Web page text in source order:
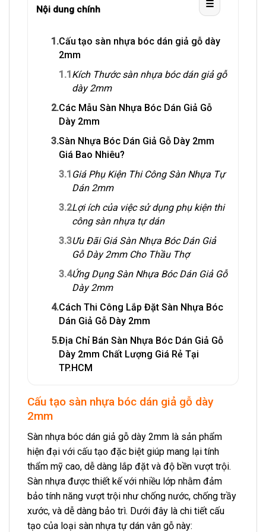
Nội dung chính ☰
1.Cấu tạo sàn nhựa bóc dán giả gỗ dày
2mm
1.1Kích Thước sàn nhựa bóc dán giả gỗ
dày 2mm
2.Các Mẫu Sàn Nhựa Bóc Dán Giả Gỗ
Dày 2mm
3.Sàn Nhựa Bóc Dán Giả Gỗ Dày 2mm
Giá Bao Nhiêu?
3.1 Giá Phụ Kiện Thi Công Sàn Nhựa Tự
Dán 2mm
3.2Lợi ích của việc sử dụng phụ kiện thi
công sàn nhựa tự dán
3.3Ưu Đãi Giá Sàn Nhựa Bóc Dán Giả
Gỗ Dày 2mm Cho Thầu Thợ
3.4Ứng Dụng Sàn Nhựa Bóc Dán Giả Gỗ
Dày 2mm
4.Cách Thi Công Lắp Đặt Sàn Nhựa Bóc
Dán Giả Gỗ Dày 2mm
5.Địa Chỉ Bán Sàn Nhựa Bóc Dán Giả Gỗ
Dày 2mm Chất Lượng Giá Rẻ Tại
TP.HCM
Cấu tạo sàn nhựa bóc dán giả gỗ dày
2mm
Sàn nhựa bóc dán giả gỗ dày 2mm là sản phẩm
hiện đại với cấu tạo đặc biệt giúp mang lại tính
thẩm mỹ cao, dễ dàng lắp đặt và độ bền vượt trội.
Sàn nhựa được thiết kế với nhiều lớp nhằm đảm
bảo tính năng vượt trội như chống nước, chống trầy
xước, và dễ dàng bảo trì. Dưới đây là chi tiết cấu
tạo của loại sàn nhựa tự dán vân gỗ này: